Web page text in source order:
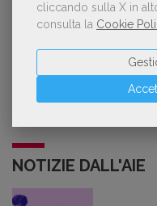
cliccando sulla X in
consulta la Cookie
«La voce
impareggiabile».
NOTIZIE DALL'AIE